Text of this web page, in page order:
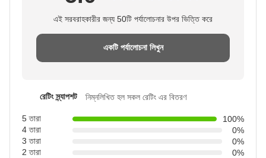
এই সরবরাহকারীর জন্য 50টি পর্যালোচনার উপর ভিত্তি করে
একটি পর্যালোচনা লিখুন
রেটিং স্ন্যাপশট নিম্নলিখিত হল সকল রেটিং এর বিতরণ
5 তারা
100%
4 তারা
0%
3 তারা
0%
2 তারা
0%